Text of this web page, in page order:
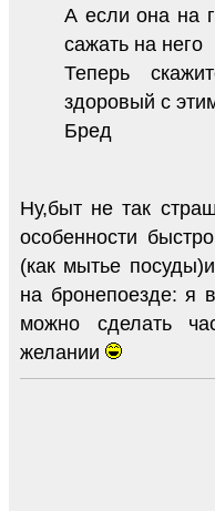
А если она на
сажать на него
Теперь
здоровый с
Бред
Ну,быт не так
особенности
(как мытье
на бронепоезде: я
можно сделать
желании